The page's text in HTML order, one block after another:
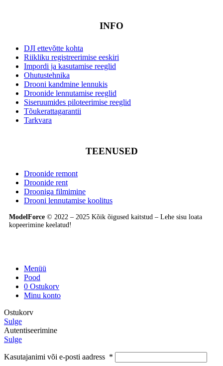
INFO
DJI ettevõtte kohta
Riikliku registreerimise eeskiri
Impordi ja kasutamise reeglid
Ohutustehnika
Drooni kandmine lennukis
Droonide lennutamise reeglid
Siseruumides piloteerimise reeglid
Tõukerattagarantii
Tarkvara
TEENUSED
Droonide remont
Droonide rent
Drooniga filmimine
Drooni lennutamise koolitus
ModelForce © 2022 – 2025 Kõik õigused kaitstud – Lehe sisu loata
kopeerimine keelatud!
Menüü
Pood
0 Ostukorv
Minu konto
Ostukorv
Sulge
Autentiseerimine
Sulge
Kasutajanimi või e-posti aadress *